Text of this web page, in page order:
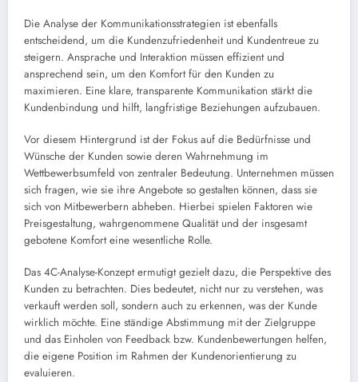
Die Analyse der Kommunikationsstrategien ist ebenfalls
entscheidend, um die Kundenzufriedenheit und Kundentreue zu
steigern. Ansprache und Interaktion müssen effizient und
ansprechend sein, um den Komfort für den Kunden zu
maximieren. Eine klare, transparente Kommunikation stärkt die
Kundenbindung und hilft, langfristige Beziehungen aufzubauen.
Vor diesem Hintergrund ist der Fokus auf die Bedürfnisse und
Wünsche der Kunden sowie deren Wahrnehmung im
Wettbewerbsumfeld von zentraler Bedeutung. Unternehmen müssen
sich fragen, wie sie ihre Angebote so gestalten können, dass sie
sich von Mitbewerbern abheben. Hierbei spielen Faktoren wie
Preisgestaltung, wahrgenommene Qualität und der insgesamt
gebotene Komfort eine wesentliche Rolle.
Das 4C-Analyse-Konzept ermutigt gezielt dazu, die Perspektive des
Kunden zu betrachten. Dies bedeutet, nicht nur zu verstehen, was
verkauft werden soll, sondern auch zu erkennen, was der Kunde
wirklich möchte. Eine ständige Abstimmung mit der Zielgruppe
und das Einholen von Feedback bzw. Kundenbewertungen helfen,
die eigene Position im Rahmen der Kundenorientierung zu
evaluieren.